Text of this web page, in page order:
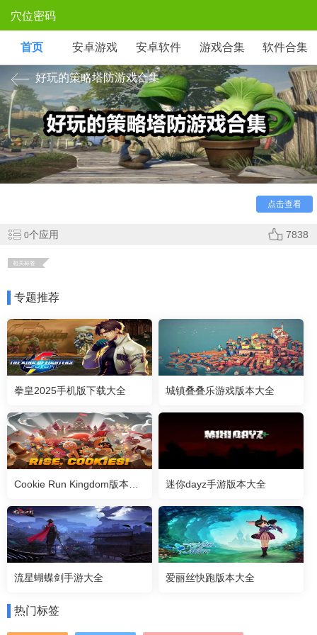
穴位密码
首页 安卓游戏 安卓软件 游戏合集 软件合集
好玩的策略塔防游戏合集
点击查看
塔防类型的游戏，需要玩家们根据敌人的类型和地形的原
因，来布置自己的防御塔，帮助自己最后的基地不被攻击，很
考验玩家们的大局观。这次我们帮大家整理了一些好玩的策略
塔防游戏推荐给大家，希望大家能够玩的开心。
0个应用 7838
相关标签
专题推荐
拳皇2025手机版下载大全 城镇叠叠乐游戏版本大全
Cookie Run Kingdom版本大全 迷你dayz手游版本大全
流星蝴蝶剑手游大全 爱丽丝快跑版本大全
热门标签